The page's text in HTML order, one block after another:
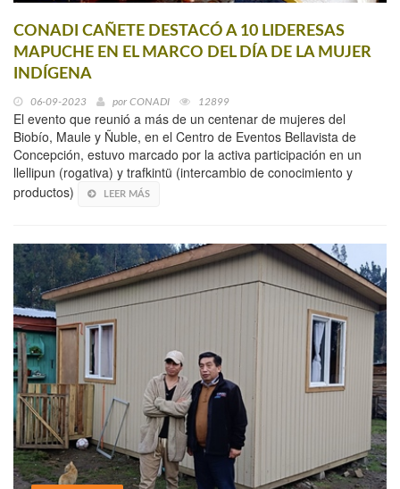
CONADI CAÑETE DESTACÓ A 10 LIDERESAS
MAPUCHE EN EL MARCO DEL DÍA DE LA MUJER
INDÍGENA
06-09-2023 por CONADI 12899
El evento que reunió a más de un centenar de mujeres del
Biobío, Maule y Ñuble, en el Centro de Eventos Bellavista de
Concepción, estuvo marcado por la activa participación en un
llellipun (rogativa) y trafkintü (intercambio de conocimiento y
productos)
LEER MÁS